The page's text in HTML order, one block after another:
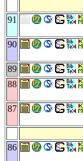
91
90
89
88
87
86